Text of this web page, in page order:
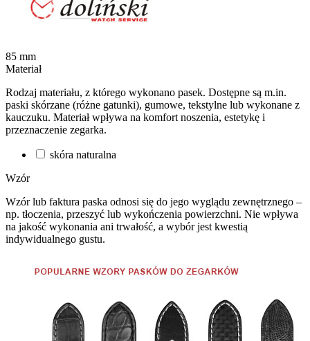
85 mm
Materiał
Rodzaj materiału, z którego wykonano pasek. Dostępne są m.in.
paski skórzane (różne gatunki), gumowe, tekstylne lub wykonane z
kauczuku. Materiał wpływa na komfort noszenia, estetykę i
przeznaczenie zegarka.
skóra naturalna
Wzór
Wzór lub faktura paska odnosi się do jego wyglądu zewnętrznego –
np. tłoczenia, przeszyć lub wykończenia powierzchni. Nie wpływa
na jakość wykonania ani trwałość, a wybór jest kwestią
indywidualnego gustu.